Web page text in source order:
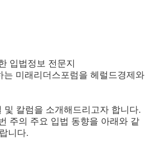
입법정보 전문지
미래리더스포럼을 헤럴드경제와
칼럼을 소개해드리고자 합니다.
주의 주요 입법 동향을 아래와 같
니다.